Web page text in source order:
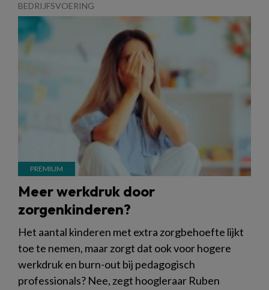
BEDRIJFSVOERING
Meer werkdruk door
zorgenkinderen?
Het aantal kinderen met extra zorgbehoefte lijkt
toe te nemen, maar zorgt dat ook voor hogere
werkdruk en burn-out bij pedagogisch
professionals? Nee, zegt hoogleraar Ruben